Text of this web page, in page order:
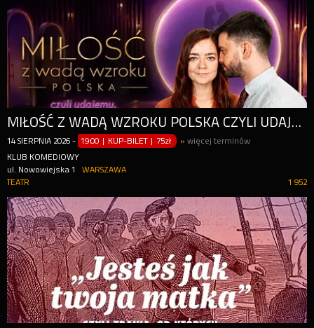
MIŁOŚĆ Z WADĄ WZROKU POLSKA CZYLI UDAJEMY, ŻE NIE CHODZI O WYGLĄD
14 SIERPNIA 2026 - 19:00 | KUP-BILET | 75zł »więcej terminów
KLUB KOMEDIOWY
ul. Nowowiejska 1
WARSZAWA
1 952
TEATR